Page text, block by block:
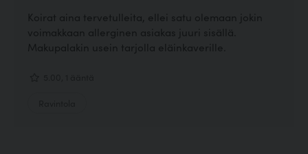
Koirat aina tervetulleita, ellei satu olemaan jokin
voimakkaan allerginen asiakas juuri sisällä.
Makupalakin usein tarjolla eläinkaverille.